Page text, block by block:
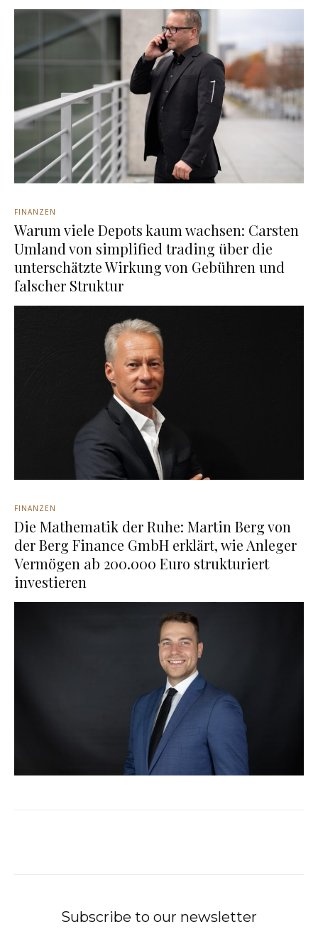
FINANZEN
Warum viele Depots kaum wachsen: Carsten
Umland von simplified trading über die
unterschätzte Wirkung von Gebühren und
falscher Struktur
FINANZEN
Die Mathematik der Ruhe: Martin Berg von
der Berg Finance GmbH erklärt, wie Anleger
Vermögen ab 200.000 Euro strukturiert
investieren
Subscribe to our newsletter